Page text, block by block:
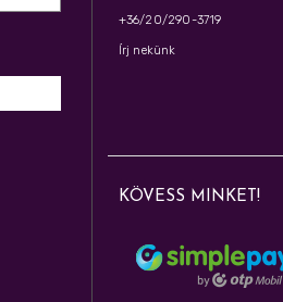
+36/20/290-3719
Írj nekünk
KÖVESS MINKET!